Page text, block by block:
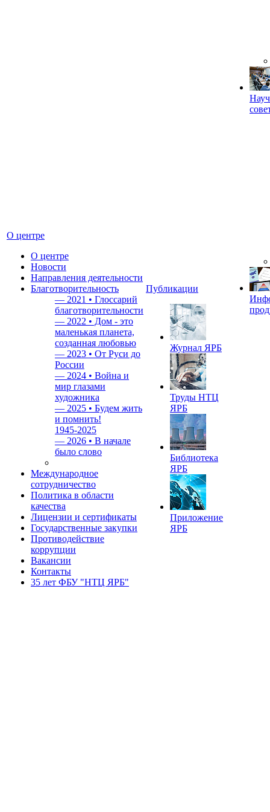
О центре
О центре
Новости
Направления деятельности
Благотворительность
— 2021 • Глоссарий
благотворительности
— 2022 • Дом - это
маленькая планета,
созданная любовью
— 2023 • От Руси до
России
— 2024 • Война и
мир глазами
художника
— 2025 • Будем жить
и помнить!
1945-2025
— 2026 • В начале
было слово
Международное
сотрудничество
Политика в области
качества
Лицензии и сертификаты
Государственные закупки
Противодействие
коррупции
Вакансии
Контакты
35 лет ФБУ "НТЦ ЯРБ"
Публикации
Журнал ЯРБ
Труды НТЦ
ЯРБ
Библиотека
ЯРБ
Приложение
ЯРБ